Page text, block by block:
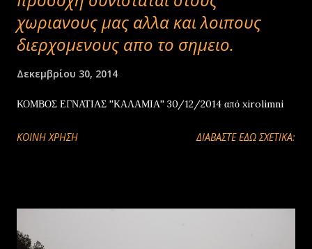
χωριανους μας αλλα και λοιπους
διερχομενους απο το σημειο.
Δεκεμβρίου 30, 2014
ΚΟΜΒΟΣ ΕΓΝΑΤΙΑΣ ''ΚΑΛΑΜΙΑ'' 30/12/2014 από xirolimni
ΚΟΙΝΉ ΧΡΉΣΗ ΔΙΑΒΑΣΤΕ ΕΔΩ ΣΧΕΤΙΚΑ: